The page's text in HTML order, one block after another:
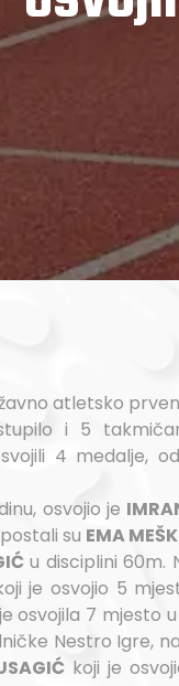
atletsko
i 5
4 medalje,
osvojio je
su EMA
u disciplini 60m.
je osvojio 5
osvojila 7 mjesto
Nestro Igre,
koji je